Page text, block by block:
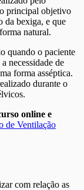
principal objetivo
da bexiga, e que
natural.
quando o paciente
necessidade de
forma asséptica.
durante o
online e
de Ventilação
com relação as